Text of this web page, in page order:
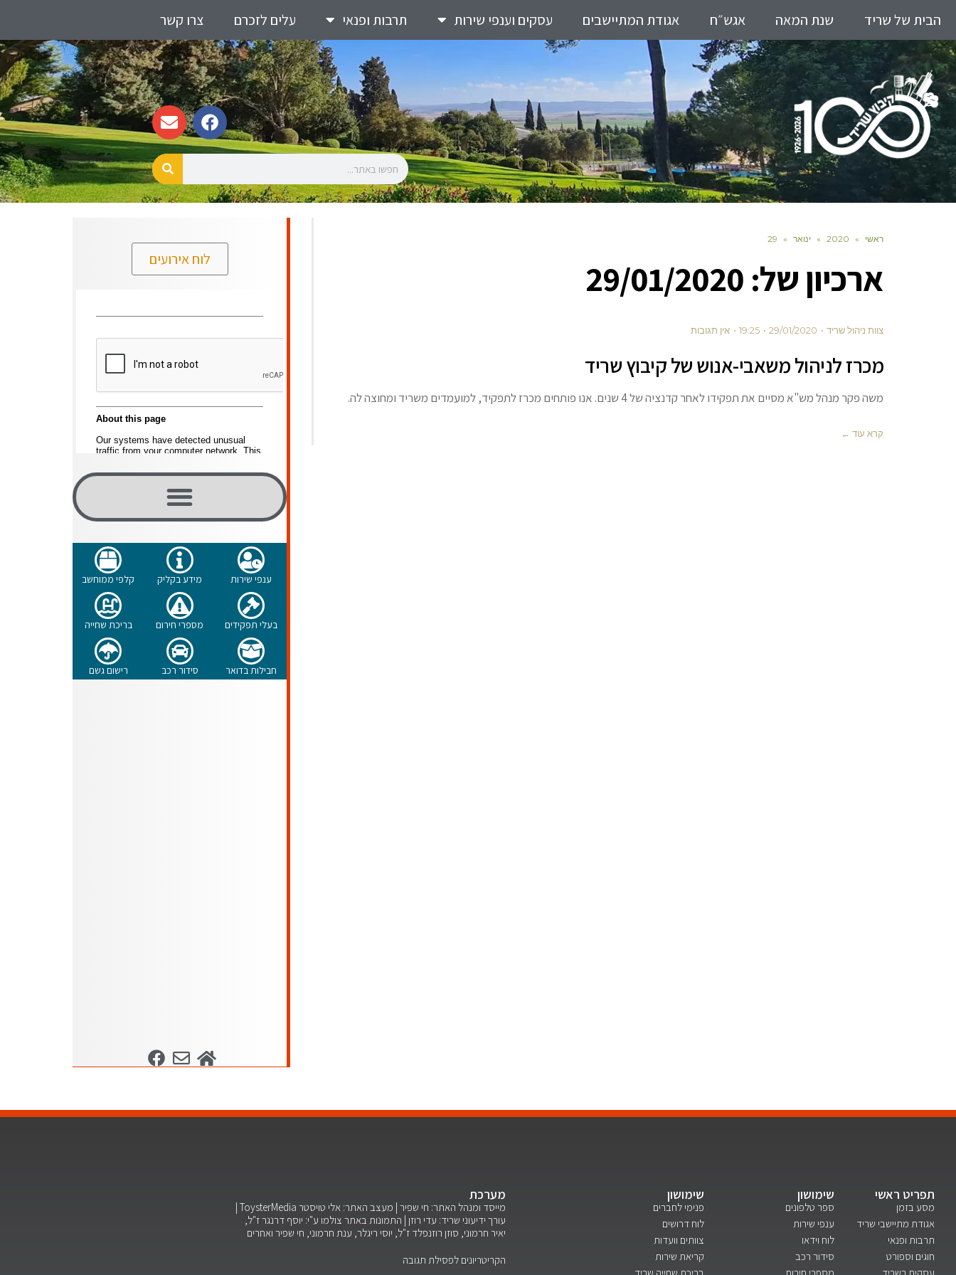
הבית של שריד שנת המאה אגש״ח אגודת המתיישבים עסקים וענפי שירות תרבות ופנאי עלים לזכרם צרו קשר
ראשי »
2020
» ינואר »
29
ארכיון של: 29/01/2020
צוות ניהול שריד 29/01/2020
19:25 אין תגובות
מכרז לניהול משאבי-אנוש של קיבוץ שריד
משה פקר מנהל מש"א מסיים את תפקידו לאחר קדנציה של 4 שנים. אנו פותחים מכרז לתפקיד, למועמדים משריד ומחוצה לה.
קרא עוד ←
לוח אירועים
ענפי שירות מידע בקליק קלפי ממוחשב
בעלי תפקידים מספרי חירום בריכת שחייה
חבילות בדואר סידור רכב רישום גשם
תפריט ראשי
מסע בזמן
אגודת מתיישבי שריד
תרבות ופנאי
חוגים וספורט
עסקים בשריד
שימושון
ספר טלפונים
ענפי שירות
לוח וידאו
סידור רכב
מספרי חירום
שימושון
פנימי לחברים
לוח דרושים
צוותים וועדות
קריאת שירות
בריכת שחייה שריד
מערכת
מייסד ומנהל האתר: חי שפיר | מעצב האתר: אלי טויסטר ToysterMedia |
עורך ידיעוני שריד: עדי רוזן | התמונות באתר צולמו ע"י: יוסף דרנגר ז"ל,
יאיר חרמוני, סוזן רוזנפלד ז"ל, יוסי ריגלר, ענת חרמוני, חי שפיר ואחרים
הקריטריונים לפסילת תגובה